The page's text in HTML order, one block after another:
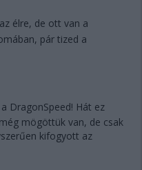
élre, de ott van a
pár tized a
DragonSpeed! Hát ez
mögöttük van, de csak
kifogyott az